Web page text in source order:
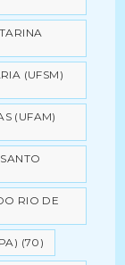
(UFSM)
(UFAM)
RIO DE
(70)